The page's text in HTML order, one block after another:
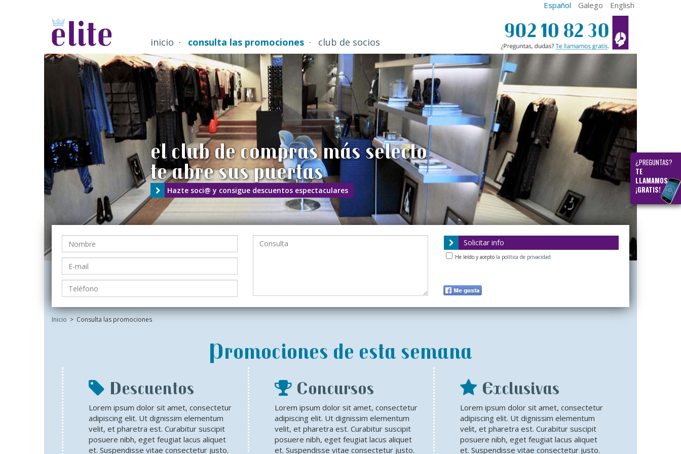
Español Galego English
inicio consulta las promociones club de socios
el club de compras más selecto
te abre sus puertas
Hazte soci@ y consigue descuentos espectaculares
Solicitar info
He leído y acepto la política de privacidad
Inicio > Consulta las promociones
Promociones de esta semana
Descuentos
Lorem ipsum dolor sit amet, consectetur
adipiscing elit. Ut dignissim elementum
velit, et pharetra est. Curabitur suscipit
posuere nibh, eget feugiat lacus aliquet
et. Suspendisse vitae consectetur justo.
Concursos
Lorem ipsum dolor sit amet, consectetur
adipiscing elit. Ut dignissim elementum
velit, et pharetra est. Curabitur suscipit
posuere nibh, eget feugiat lacus aliquet
et. Suspendisse vitae consectetur justo.
Exclusivas
Lorem ipsum dolor sit amet, consectetur
adipiscing elit. Ut dignissim elementum
velit, et pharetra est. Curabitur suscipit
posuere nibh, eget feugiat lacus aliquet
et. Suspendisse vitae consectetur justo.
¿PREGUNTAS?
TE
LLAMAMOS
¡GRATIS!